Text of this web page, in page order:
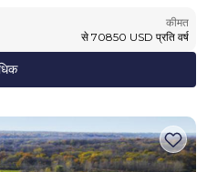
कीमत
से 70850 USD प्रति वर्ष